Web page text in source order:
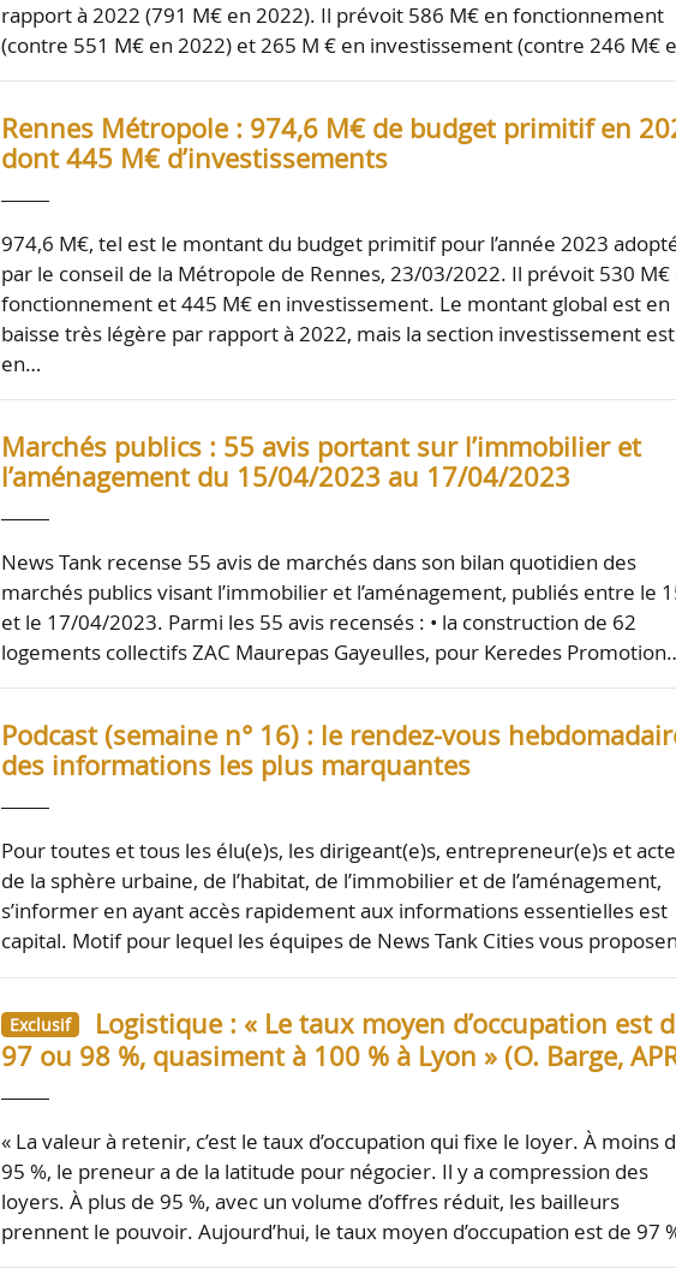
rapport à 2022 (791 M€ en 2022). Il prévoit 586 M€ en fonctionnement
(contre 551 M€ en 2022) et 265 M € en investissement (contre 246 M€
Rennes Métropole : 974,6 M€ de budget primitif en
dont 445 M€ d’investissements
974,6 M€, tel est le montant du budget primitif pour l’année 2023
par le conseil de la Métropole de Rennes, 23/03/2022. Il prévoit 530 M€
fonctionnement et 445 M€ en investissement. Le montant global est en
baisse très légère par rapport à 2022, mais la section investissement est
en…
Marchés publics : 55 avis portant sur l’immobilier et
l’aménagement du 15/04/2023 au 17/04/2023
News Tank recense 55 avis de marchés dans son bilan quotidien des
marchés publics visant l’immobilier et l’aménagement, publiés entre le
et le 17/04/2023. Parmi les 55 avis recensés : • la construction de 62
logements collectifs ZAC Maurepas Gayeulles, pour Keredes
Podcast (semaine n° 16) : le rendez-vous
des informations les plus marquantes
Pour toutes et tous les élu(e)s, les dirigeant(e)s, entrepreneur(e)s et
de la sphère urbaine, de l’habitat, de l’immobilier et de l’aménagement,
s’informer en ayant accès rapidement aux informations essentielles est
capital. Motif pour lequel les équipes de News Tank Cities vous
Exclusif
Logistique : « Le taux moyen d’occupation est
97 ou 98 %, quasiment à 100 % à Lyon » (O. Barge,
« La valeur à retenir, c’est le taux d’occupation qui fixe le loyer. À moins
95 %, le preneur a de la latitude pour négocier. Il y a compression des
loyers. À plus de 95 %, avec un volume d’offres réduit, les bailleurs
prennent le pouvoir. Aujourd’hui, le taux moyen d’occupation est de 97